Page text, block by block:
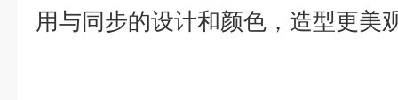
用与同步的设计和颜色，造型更美